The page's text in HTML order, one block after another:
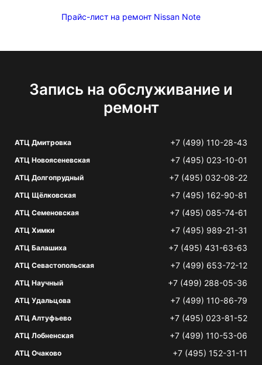
Прайс-лист на ремонт Nissan Note
Запись на обслуживание и
ремонт
АТЦ Дмитровка +7 (499) 110-28-43
АТЦ Новоясеневская +7 (495) 023-10-01
АТЦ Долгопрудный +7 (495) 032-08-22
АТЦ Щёлковская +7 (495) 162-90-81
АТЦ Семеновская +7 (495) 085-74-61
АТЦ Химки +7 (495) 989-21-31
АТЦ Балашиха +7 (495) 431-63-63
АТЦ Севастопольская +7 (499) 653-72-12
АТЦ Научный +7 (499) 288-05-36
АТЦ Удальцова +7 (499) 110-86-79
АТЦ Алтуфьево +7 (495) 023-81-52
АТЦ Лобненская +7 (499) 110-53-06
АТЦ Очаково +7 (495) 152-31-11